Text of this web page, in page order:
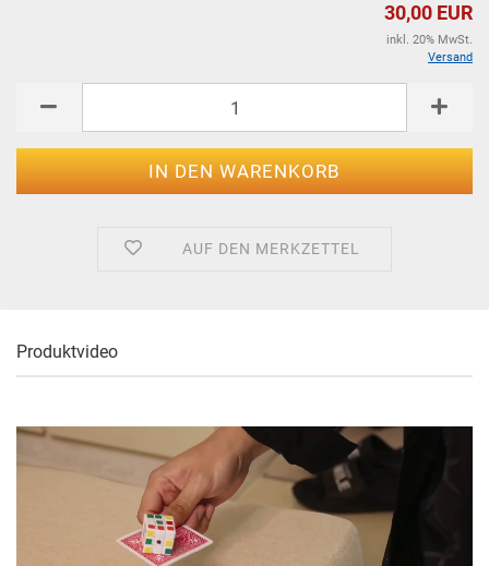
30,00 EUR
inkl. 20% MwSt.
Versand
AUF DEN MERKZETTEL
Produktvideo